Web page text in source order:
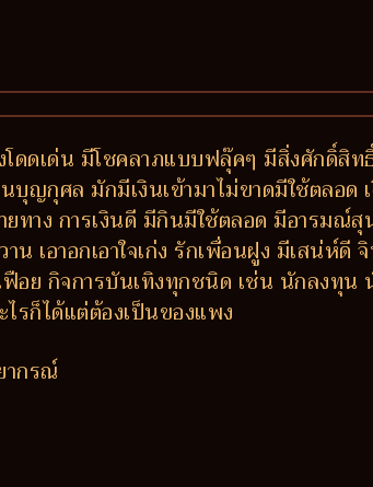
ดดเด่น มีโชคลาภแบบฟลุ๊คๆ มีสิ่งศักดิ์สิท
บุญกุศล มักมีเงินเข้ามาไม่ขาดมีใช้ตลอด
ทาง การเงินดี มีกินมีใช้ตลอด มีอารมณ์
เอาอกเอาใจเก่ง รักเพื่อนฝูง มีเสน่ห์
อย กิจการบันเทิงทุกชนิด เช่น นักลงทุ
ไรก็ได้แต่ต้องเป็นของแพง
ากรณ์